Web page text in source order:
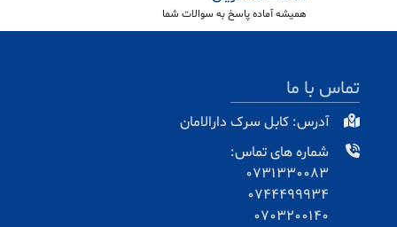
همیشه آماده پاسخ به سوالات شما
تماس با ما
آدرس: کابل سرک دارالامان
شماره های تماس:
0731330083
0744499934
0703200140